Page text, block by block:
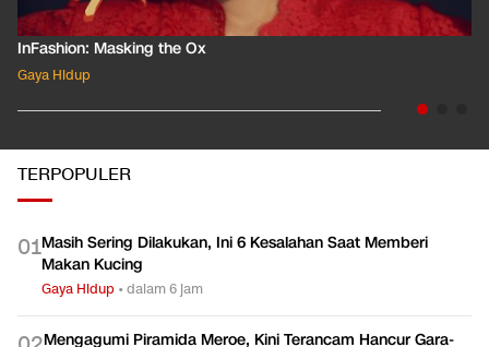
InFashion: Masking the Ox
Gaya Hidup
TERPOPULER
01Masih Sering Dilakukan, Ini 6 Kesalahan Saat Memberi
Makan Kucing
Gaya Hidup •dalam 6 jam
Mengagumi Piramida Meroe, Kini Terancam Hancur Gara-